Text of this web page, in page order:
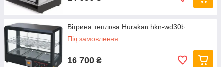
Вітрина теплова Hurakan hkn-wd30b
Під замовлення
16 700 ₴